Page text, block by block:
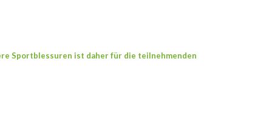
Sportblessuren ist daher für die teilnehmenden